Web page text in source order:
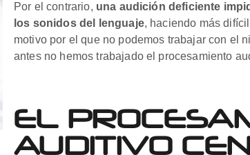
Por el contrario, una audición deficiente
los sonidos del lenguaje, haciendo más
motivo por el que no podemos trabajar con el
antes no hemos trabajado el procesamiento
EL
AUDITIVO